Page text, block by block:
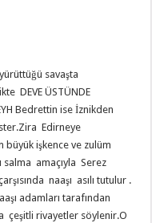
savaşta
DEVE ÜSTÜNDE
Bedrettin ise İznikden
Edirneye
büyük işkence ve zulüm
amaçıyla Serez
naaşı asılı tutulur .
adamları tarafından
çeşitli rivayetler söylenir.O